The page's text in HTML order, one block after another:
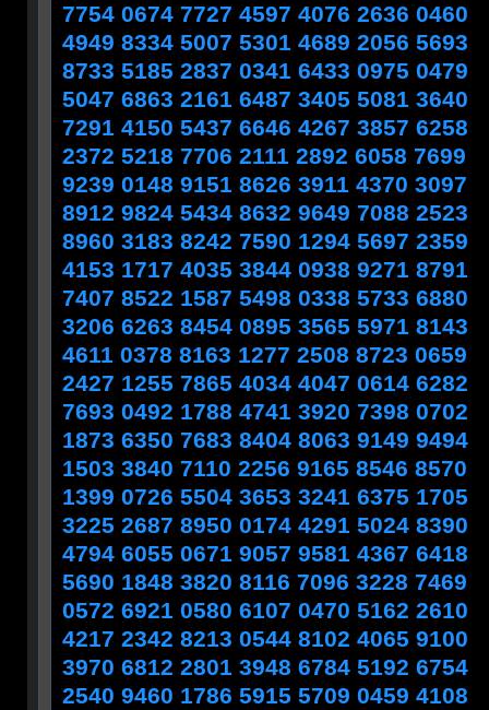
7754 0674 7727 4597 4076 2636 0460
4949 8334 5007 5301 4689 2056 5693
8733 5185 2837 0341 6433 0975 0479
5047 6863 2161 6487 3405 5081 3640
7291 4150 5437 6646 4267 3857 6258
2372 5218 7706 2111 2892 6058 7699
9239 0148 9151 8626 3911 4370 3097
8912 9824 5434 8632 9649 7088 2523
8960 3183 8242 7590 1294 5697 2359
4153 1717 4035 3844 0938 9271 8791
7407 8522 1587 5498 0338 5733 6880
3206 6263 8454 0895 3565 5971 8143
4611 0378 8163 1277 2508 8723 0659
2427 1255 7865 4034 4047 0614 6282
7693 0492 1788 4741 3920 7398 0702
1873 6350 7683 8404 8063 9149 9494
1503 3840 7110 2256 9165 8546 8570
1399 0726 5504 3653 3241 6375 1705
3225 2687 8950 0174 4291 5024 8390
4794 6055 0671 9057 9581 4367 6418
5690 1848 3820 8116 7096 3228 7469
0572 6921 0580 6107 0470 5162 2610
4217 2342 8213 0544 8102 4065 9100
3970 6812 2801 3948 6784 5192 6754
2540 9460 1786 5915 5709 0459 4108